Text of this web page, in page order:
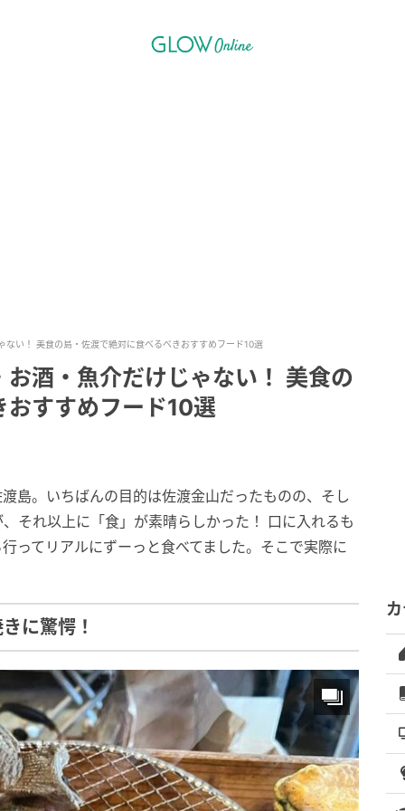
ない！ 美食の島・佐渡で絶対に食べるべきおすすめフード10選
酒・魚介だけじゃない！ 美食の
すすめフード10選
島。いちばんの目的は佐渡金山だったものの、そし
それ以上に「食」が素晴らしかった！ 口に入れるも
ってリアルにずーっと食べてました。そこで実際に
に驚愕！